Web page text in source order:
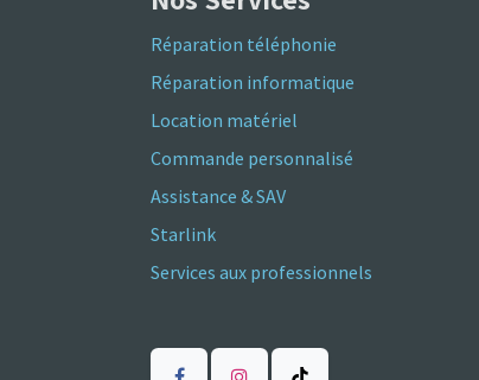
Réparation téléphonie
Réparation informatique
Location matériel
Commande personnalisé
Assistance & SAV
Starlink
Services aux professionnels